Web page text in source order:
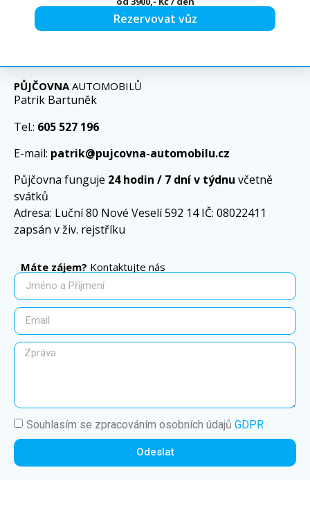
Rezervovat vůz
PŮJČOVNAAUTOMOBILŮ
Patrik Bartuněk
Tel.: 605 527 196
E-mail: patrik@pujcovna-automobilu.cz
Půjčovna funguje 24 hodin / 7 dní v týdnu včetně
svátků
Adresa: Luční 80 Nové Veselí 592 14 IČ: 08022411
zapsán v živ. rejstříku
Máte zájem? Kontaktujte nás
Souhlasím se zpracováním osobních údajů GDPR
Odeslat